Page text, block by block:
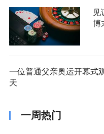
见
博
一位普通父亲奥运开幕式
天
一周热门